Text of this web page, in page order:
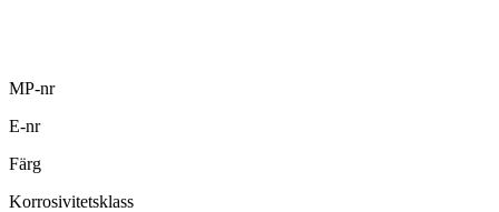
MP-nr
E-nr
Färg
Korrosivitetsklass